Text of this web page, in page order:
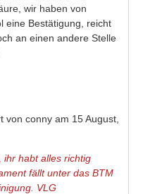
wir haben von
eine Bestätigung, reicht
an einen andere Stelle
von conny am 15 August,
ihr habt alles richtig
fällt unter das BTM
VLG